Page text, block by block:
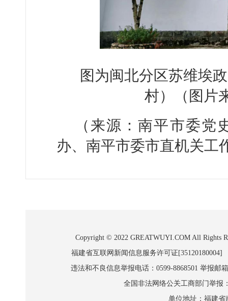
图为闽北分区苏维埃
村）（图片
（来源：南平市委
办、南平市委市直机关工
Copyright © 2022 GREATWUYI.COM All Rights
福建省互联网新闻信息服务许可证
违法和不良信息举报电话：0599-8868501 举报邮
全国非法网络公关工商部门举报
单位地址：福建省